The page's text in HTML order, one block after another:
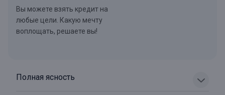
Вы можете взять кредит на
любые цели. Какую мечту
воплощать, решаете вы!
Полная ясность